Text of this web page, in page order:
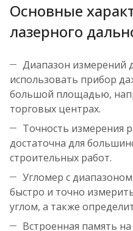
Основные
лазерного
Диапазон измерений
использовать прибор
большой площадью,
торговых центрах.
Точность измерения
достаточна для
строительных работ.
Угломер с
быстро и точно
углом, а также
Встроенная память